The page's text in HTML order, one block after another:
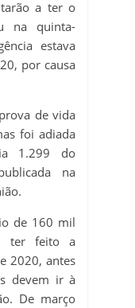
a ter o
na quinta-
estava
por causa
de vida
foi adiada
1.299 do
na
de 160 mil
ter feito a
2020, antes
devem ir à
De março